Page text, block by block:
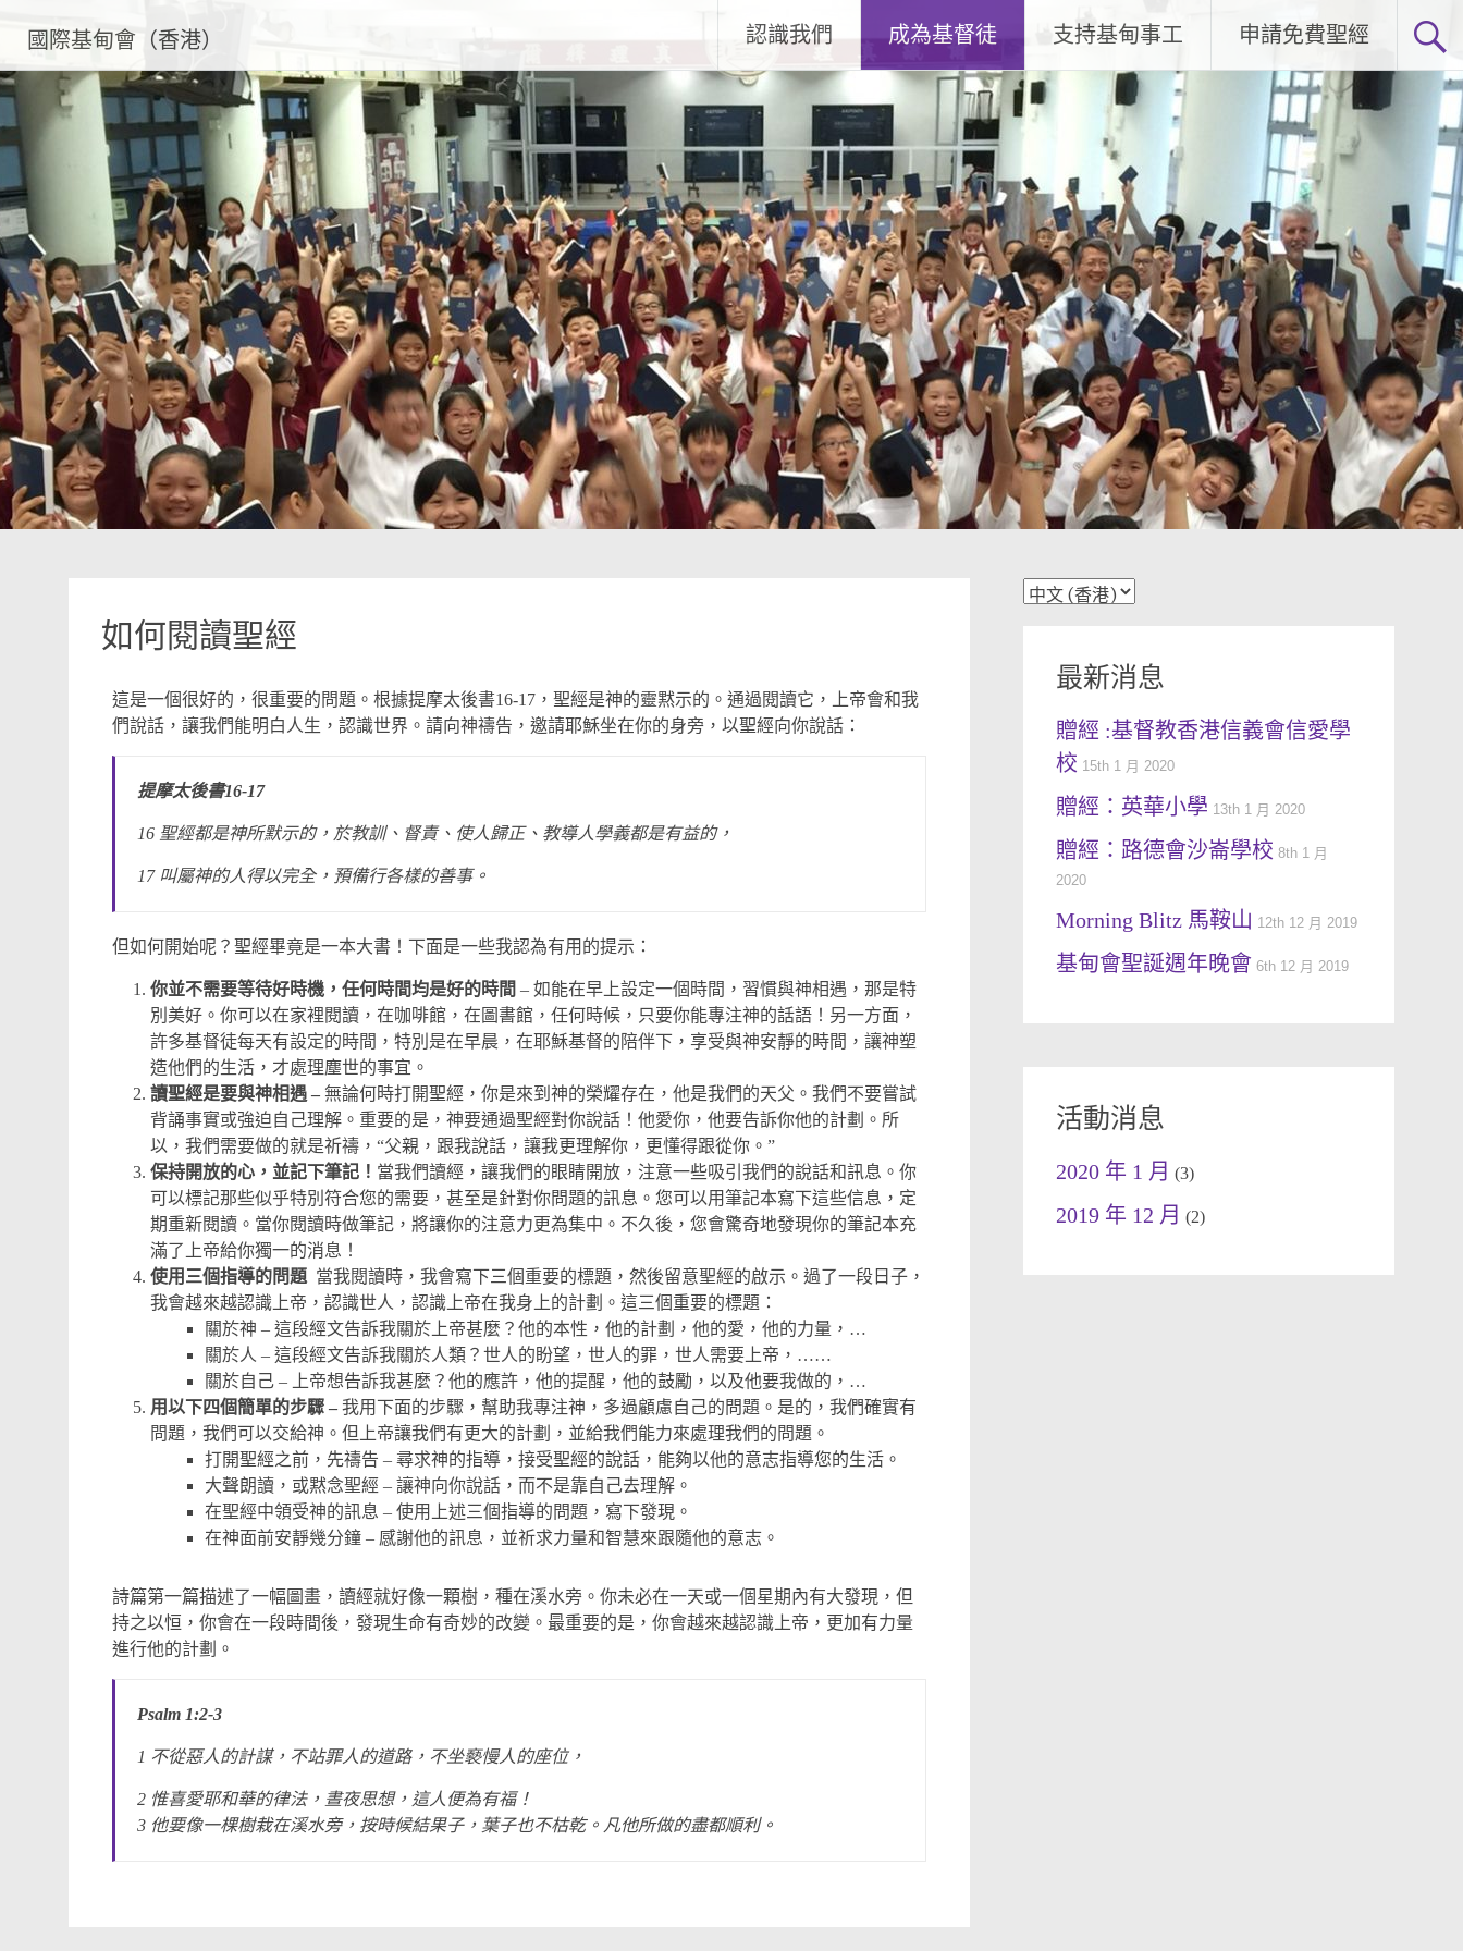
國際基甸會（香港） 認識我們 成為基督徒 支持基甸事工 申請免費聖經
如何閱讀聖經
這是一個很好的，很重要的問題。根據提摩太後書16-17，聖經是神的靈黙示的。通過閱讀它，上帝會和我
們說話，讓我們能明白人生，認識世界。請向神禱告，邀請耶穌坐在你的身旁，以聖經向你說話：
提摩太後書16-17
16 聖經都是神所默示的，於教訓、督責、使人歸正、教導人學義都是有益的，
17 叫屬神的人得以完全，預備行各樣的善事。
但如何開始呢？聖經畢竟是一本大書！下面是一些我認為有用的提示：
你並不需要等待好時機，任何時間均是好的時間 – 如能在早上設定一個時間，習慣與神相遇，那是特
別美好。你可以在家裡閱讀，在咖啡館，在圖書館，任何時候，只要你能專注神的話語！另一方面，
許多基督徒每天有設定的時間，特別是在早晨，在耶穌基督的陪伴下，享受與神安靜的時間，讓神塑
造他們的生活，才處理塵世的事宜。
讀聖經是要與神相遇 – 無論何時打開聖經，你是來到神的榮耀存在，他是我們的天父。我們不要嘗試
背誦事實或強迫自己理解。重要的是，神要通過聖經對你說話！他愛你，他要告訴你他的計劃。所
以，我們需要做的就是祈禱，“父親，跟我說話，讓我更理解你，更懂得跟從你。”
保持開放的心，並記下筆記！ 當我們讀經，讓我們的眼睛開放，注意一些吸引我們的說話和訊息。你
可以標記那些似乎特別符合您的需要，甚至是針對你問題的訊息。您可以用筆記本寫下這些信息，定
期重新閱讀。當你閱讀時做筆記，將讓你的注意力更為集中。不久後，您會驚奇地發現你的筆記本充
滿了上帝給你獨一的消息！
使用三個指導的問題 當我閱讀時，我會寫下三個重要的標題，然後留意聖經的啟示。過了一段日子，
我會越來越認識上帝，認識世人，認識上帝在我身上的計劃。這三個重要的標題：
關於神 – 這段經文告訴我關於上帝甚麼？他的本性，他的計劃，他的愛，他的力量，…
關於人 – 這段經文告訴我關於人類？世人的盼望，世人的罪，世人需要上帝，……
關於自己 – 上帝想告訴我甚麼？他的應許，他的提醒，他的鼓勵，以及他要我做的，…
用以下四個簡單的步驟 – 我用下面的步驟，幫助我專注神，多過顧慮自己的問題。是的，我們確實有
問題，我們可以交給神。但上帝讓我們有更大的計劃，並給我們能力來處理我們的問題。
打開聖經之前，先禱告 – 尋求神的指導，接受聖經的說話，能夠以他的意志指導您的生活。
大聲朗讀，或黙念聖經 – 讓神向你說話，而不是靠自己去理解。
在聖經中領受神的訊息 – 使用上述三個指導的問題，寫下發現。
在神面前安靜幾分鐘 – 感謝他的訊息，並祈求力量和智慧來跟隨他的意志。
詩篇第一篇描述了一幅圖畫，讀經就好像一顆樹，種在溪水旁。你未必在一天或一個星期內有大發現，但
持之以恒，你會在一段時間後，發現生命有奇妙的改變。最重要的是，你會越來越認識上帝，更加有力量
進行他的計劃。
Psalm 1:2-3
1 不從惡人的計謀，不站罪人的道路，不坐褻慢人的座位，
2 惟喜愛耶和華的律法，晝夜思想，這人便為有福！
3 他要像一棵樹栽在溪水旁，按時候結果子，葉子也不枯乾。凡他所做的盡都順利。
最新消息
贈經 :基督教香港信義會信愛學
校 15th 1 月 2020
贈經：英華小學 13th 1 月 2020
贈經：路德會沙崙學校 8th 1 月
2020
Morning Blitz 馬鞍山 12th 12 月 2019
基甸會聖誕週年晚會 6th 12 月 2019
活動消息
2020 年 1 月 (3)
2019 年 12 月 (2)